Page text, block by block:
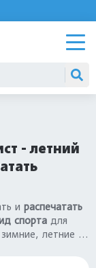
- летний
и распечатать
спорта для
летние и